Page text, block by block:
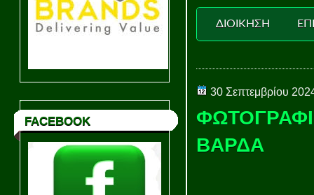
FACEBOOK
ΔΙΟΙΚΗΣΗ
30 Σεπτεμβρίου
ΒΑΡΔΑ